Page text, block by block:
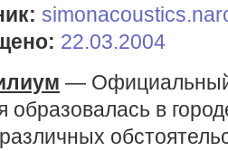
22.03.2004
—
образовалась в